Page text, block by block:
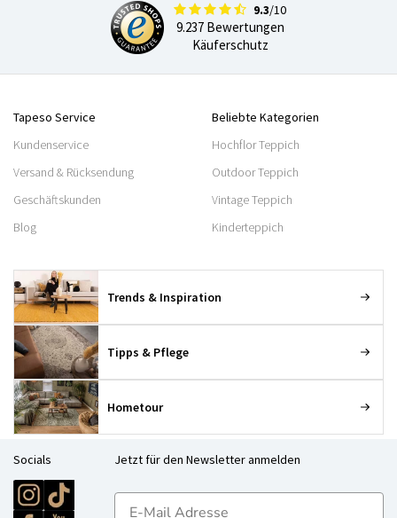
9.3/10
9.237 Bewertungen
Käuferschutz
Tapeso Service
Kundenservice
Versand & Rücksendung
Geschäftskunden
Blog
Beliebte Kategorien
Hochflor Teppich
Outdoor Teppich
Vintage Teppich
Kinderteppich
Trends & Inspiration
Tipps & Pflege
Hometour
Socials Jetzt für den Newsletter anmelden
E-mailadres